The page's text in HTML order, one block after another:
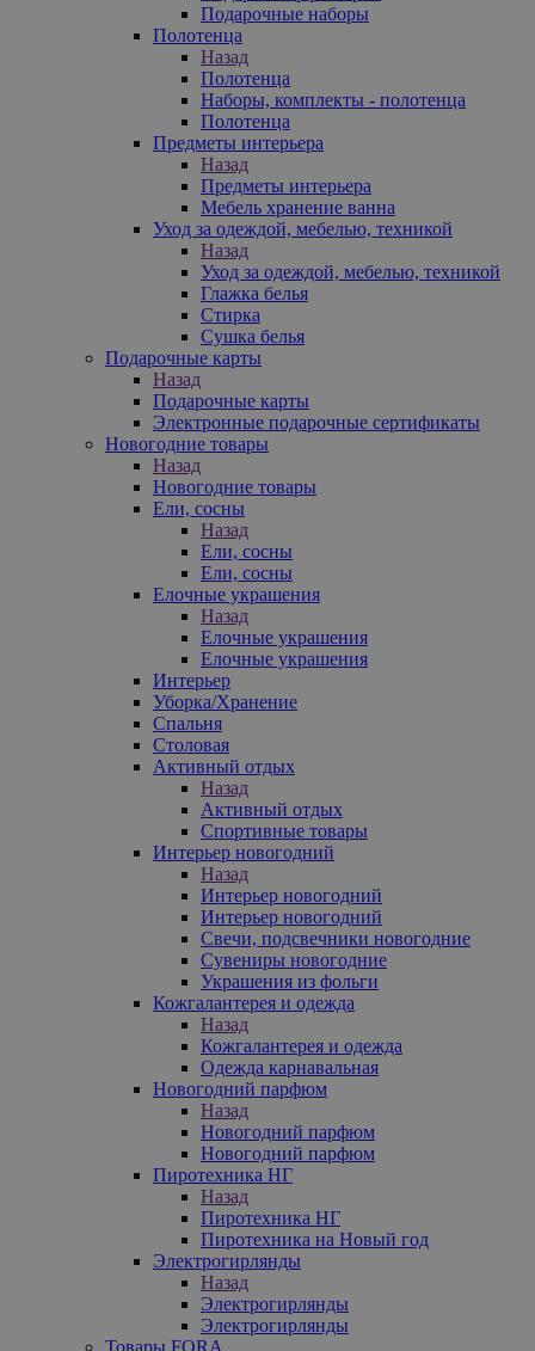
Подарочные наборы
Полотенца
Назад
Полотенца
Наборы, комплекты - полотенца
Полотенца
Предметы интерьера
Назад
Предметы интерьера
Мебель хранение ванна
Уход за одеждой, мебелью, техникой
Назад
Уход за одеждой, мебелью, техникой
Глажка белья
Стирка
Сушка белья
Подарочные карты
Назад
Подарочные карты
Электронные подарочные сертификаты
Новогодние товары
Назад
Новогодние товары
Ели, сосны
Назад
Ели, сосны
Ели, сосны
Елочные украшения
Назад
Елочные украшения
Елочные украшения
Интерьер
Уборка/Хранение
Спальня
Столовая
Активный отдых
Назад
Активный отдых
Спортивные товары
Интерьер новогодний
Назад
Интерьер новогодний
Интерьер новогодний
Свечи, подсвечники новогодние
Сувениры новогодние
Украшения из фольги
Кожгалантерея и одежда
Назад
Кожгалантерея и одежда
Одежда карнавальная
Новогодний парфюм
Назад
Новогодний парфюм
Новогодний парфюм
Пиротехника НГ
Назад
Пиротехника НГ
Пиротехника на Новый год
Электрогирлянды
Назад
Электрогирлянды
Электрогирлянды
Товары FORA